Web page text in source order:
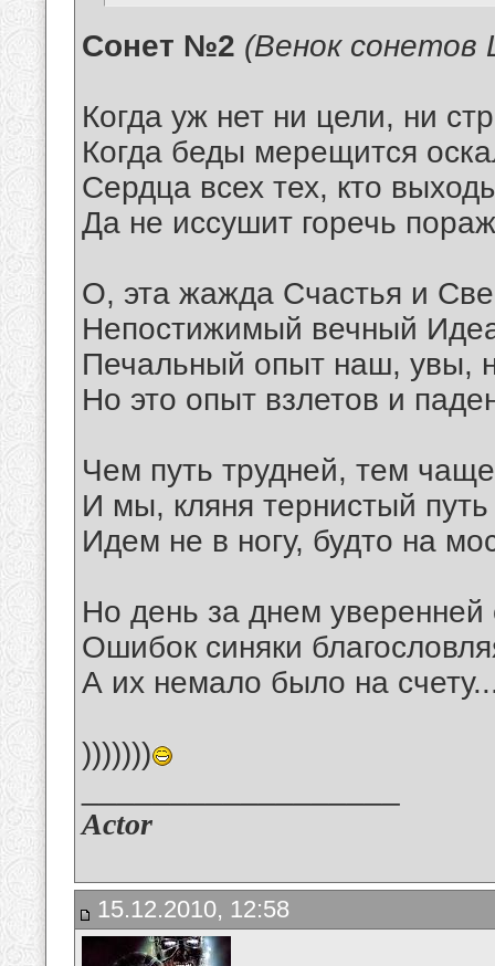
Сонет №2 (Венок
Когда уж нет ни цели, ни
Когда беды мерещится
Сердца всех тех, кто
Да не иссушит горечь
О, эта жажда Счастья и
Непостижимый вечный
Печальный опыт наш, увы,
Но это опыт взлетов и
Чем путь трудней, тем
И мы, кляня тернистый путь
Идем не в ногу, будто на
Но день за днем уверенней
Ошибок синяки
А их немало было на
)))))))
Actor
15.12.2010, 12:58